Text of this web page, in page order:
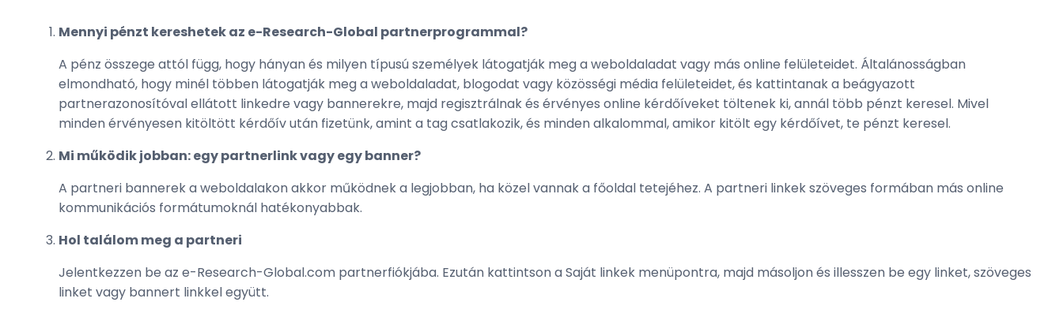
Mennyi pénzt kereshetek az e-Research-Global partnerprogrammal?
A pénz összege attól függ, hogy hányan és milyen típusú személyek látogatják meg a weboldaladat vagy más online felületeidet. Általánosságban
elmondható, hogy minél többen látogatják meg a weboldaladat, blogodat vagy közösségi média felületeidet, és kattintanak a beágyazott
partnerazonosítóval ellátott linkedre vagy bannerekre, majd regisztrálnak és érvényes online kérdőíveket töltenek ki, annál több pénzt keresel. Mivel
minden érvényesen kitöltött kérdőív után fizetünk, amint a tag csatlakozik, és minden alkalommal, amikor kitölt egy kérdőívet, te pénzt keresel.
Mi működik jobban: egy partnerlink vagy egy banner?
A partneri bannerek a weboldalakon akkor működnek a legjobban, ha közel vannak a főoldal tetejéhez. A partneri linkek szöveges formában más online
kommunikációs formátumoknál hatékonyabbak.
Hol találom meg a partneri
Jelentkezzen be az e-Research-Global.com partnerfiókjába. Ezután kattintson a Saját linkek menüpontra, majd másoljon és illesszen be egy linket, szöveges
linket vagy bannert linkkel együtt.